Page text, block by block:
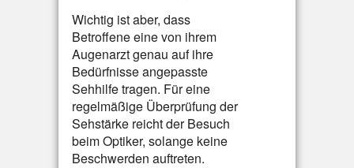
Wichtig ist aber, dass
Betroffene eine von ihrem
Augenarzt genau auf ihre
Bedürfnisse angepasste
Sehhilfe tragen. Für eine
regelmäßige Überprüfung der
Sehstärke reicht der Besuch
beim Optiker, solange keine
Beschwerden auftreten.